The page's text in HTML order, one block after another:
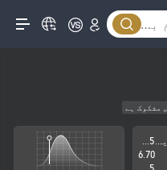
نہیں
مشکوک ہے
شبہات
اعلیٰ سطح کے خطرات
6.70